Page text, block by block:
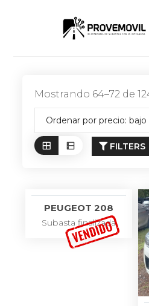
Mostrando 64–72 de
Ordenar por precio: bajo
FILTERS
PEUGEOT 208
Subasta finalizada